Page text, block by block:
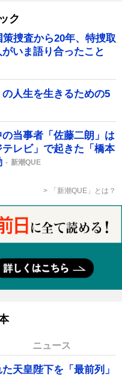
ク
捜査から20年、特捜取
いま語り合ったこと
人生を生きるための5
の当事者「佐藤二朗」は
レビ」で起きた「橋本
新潮QUE
「新潮QUE」とは？
ニュース
天皇陛下を「最前列」